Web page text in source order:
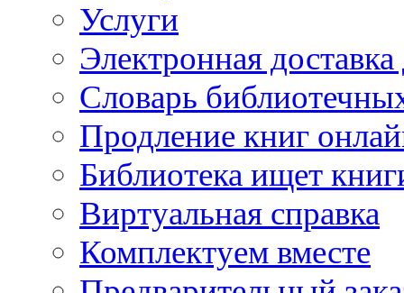
Услуги
Электронная
Словарь
Продление книг
Библиотека ищет
Виртуальная справка
Комплектуем вместе